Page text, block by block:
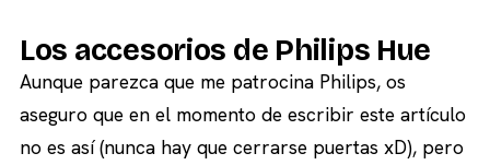
Los accesorios de Philips Hue
Aunque parezca que me patrocina Philips, os
aseguro que en el momento de escribir este artículo
no es así (nunca hay que cerrarse puertas xD), pero